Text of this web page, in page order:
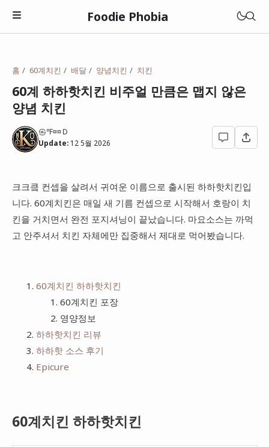
Foodie Phobia
성집(갓성비)
상집(특이함)
관악구
광진구
동대문구
성북구
영등포구
종로구
광주광역시
대전광역시
돈까스
라면
이자카야
롯데리아
맘스터치
버거킹
프랭크버거
일본
홈 60계치킨 배달 양념치킨 치킨
60계 하하핫치킨 비주얼 만큼은 맵지 않은
양념 치킨
㉿℉¤¤Ｄ
Update: 12 5월 2026
크크킄 컨셉을 살려서 귀여운 이름으로 출시된 하하핫치킨입
니다. 60계치킨은 매일 새 기름 컨셉으로 시작해서 호랑이 치
킨을 거치면서 완전 포지셔닝이 끝났습니다. 마요소스는 까먹
고 안주셔서 치킨 자체에만 집중해서 제대로 먹어봤습니다.
60계치킨 하하핫치킨
60계치킨 포장
영양정보
하하핫치킨 리뷰
하하핫 소스 후기
Epicure
60계치킨 하하핫치킨